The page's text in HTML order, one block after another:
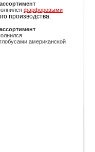
фарфоровыми
производства.
американской